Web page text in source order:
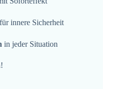
für innere Sicherheit
in jeder Situation